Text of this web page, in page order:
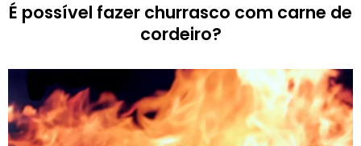
É possível fazer churrasco com carne de
cordeiro?